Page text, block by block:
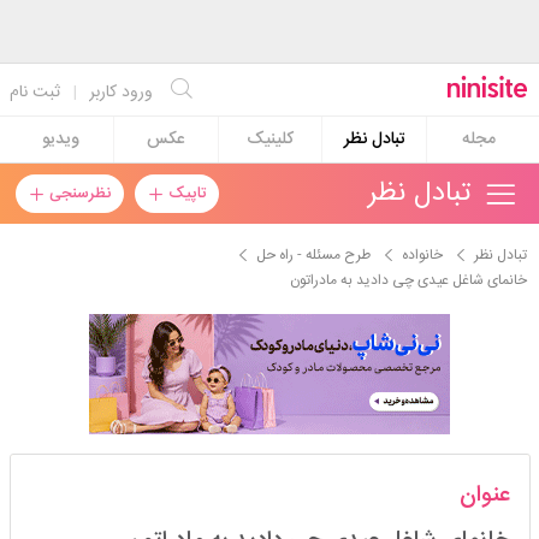
ثبت نام | ورود کاربر
مجله
تبادل نظر کلینیک عکس ویدیو
تاپیک نظرسنجی تبادل نظر
تبادل نظر خانواده
طرح مسئله - راه حل
خانمای شاغل عیدی چی دادید به مادراتون
عنوان